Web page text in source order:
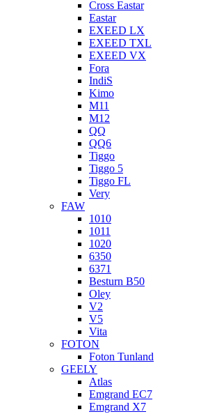
Cross Eastar
Eastar
EXEED LX
EXEED TXL
EXEED VX
Fora
IndiS
Kimo
M11
M12
QQ
QQ6
Tiggo
Tiggo 5
Tiggo FL
Very
FAW
1010
1011
1020
6350
6371
Besturn B50
Oley
V2
V5
Vita
FOTON
Foton Tunland
GEELY
Atlas
Emgrand EC7
Emgrand X7